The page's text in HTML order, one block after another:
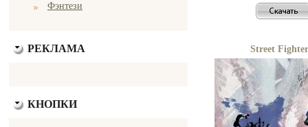
Фэнтези
РЕКЛАМА
КНОПКИ
Street